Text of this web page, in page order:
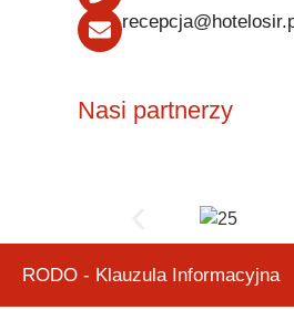
Nasi partnerzy
RODO - Klauzula Informacyjna